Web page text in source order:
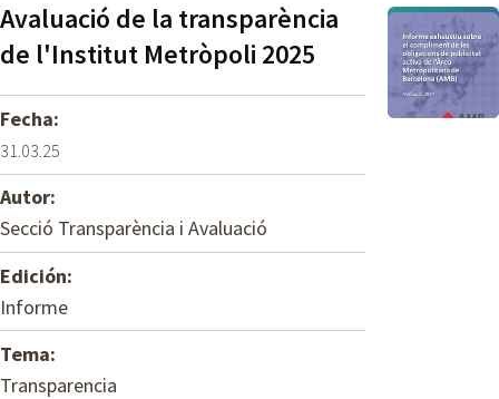
Avaluació de la transparència
de l'Institut Metròpoli 2025
Fecha:
31.03.25
Autor:
Secció Transparència i Avaluació
Edición:
Informe
Tema:
Transparencia